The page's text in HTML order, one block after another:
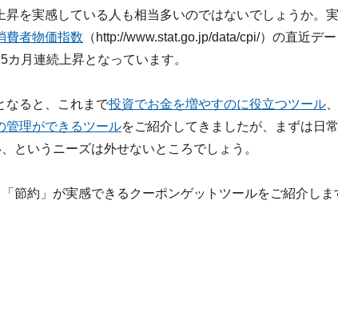
上昇を実感している人も相当多いのではないでしょうか。
費者物価指数 （http://www.stat.go.jp/data/cpi/）の直近デー
カ月連続上昇となっています。
なると、これまで投資でお金を増やすのに役立つツール
管理ができるツールをご紹介してきましたが、まずは日
というニーズは外せないところでしょう。
節約」が実感できるクーポンゲットツールをご紹介しま